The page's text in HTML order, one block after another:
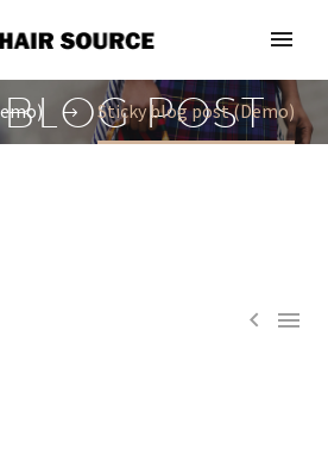
POST
Sticky blog post (Demo)
 